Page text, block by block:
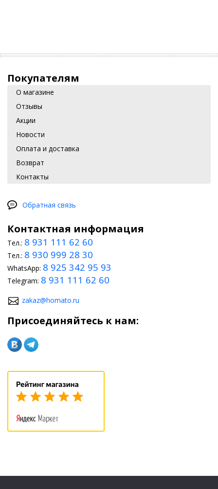
Покупателям
О магазине
Отзывы
Акции
Новости
Оплата и доставка
Возврат
Контакты
Обратная связь
Контактная информация
Тел.: 8 931 111 62 60
Тел.: 8 930 999 28 30
WhatsApp: 8 925 342 95 93
Telegram: 8 931 111 62 60
zakaz@homato.ru
Присоединяйтесь к нам: